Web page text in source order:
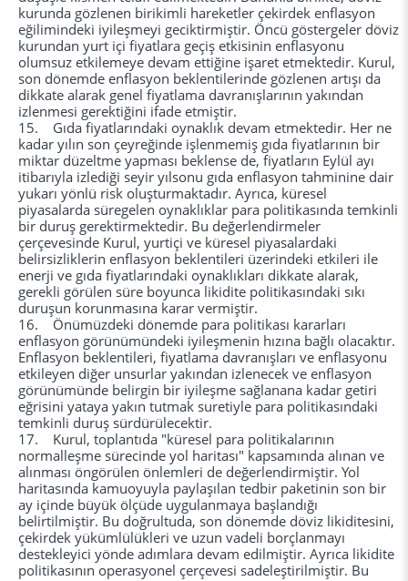
kurunda gözlenen birikimli hareketler çekirdek enflasyon
eğilimindeki iyileşmeyi geciktirmiştir. Öncü göstergeler döviz
kurundan yurt içi fiyatlara geçiş etkisinin enflasyonu
olumsuz etkilemeye devam ettiğine işaret etmektedir. Kurul,
son dönemde enflasyon beklentilerinde gözlenen artışı da
dikkate alarak genel fiyatlama davranışlarının yakından
izlenmesi gerektiğini ifade etmiştir.
15. Gıda fiyatlarındaki oynaklık devam etmektedir. Her ne
kadar yılın son çeyreğinde işlenmemiş gıda fiyatlarının bir
miktar düzeltme yapması beklense de, fiyatların Eylül ayı
itibarıyla izlediği seyir yılsonu gıda enflasyon tahminine dair
yukarı yönlü risk oluşturmaktadır. Ayrıca, küresel
piyasalarda süregelen oynaklıklar para politikasında temkinli
bir duruş gerektirmektedir. Bu değerlendirmeler
çerçevesinde Kurul, yurtiçi ve küresel piyasalardaki
belirsizliklerin enflasyon beklentileri üzerindeki etkileri ile
enerji ve gıda fiyatlarındaki oynaklıkları dikkate alarak,
gerekli görülen süre boyunca likidite politikasındaki sıkı
duruşun korunmasına karar vermiştir.
16. Önümüzdeki dönemde para politikası kararları
enflasyon görünümündeki iyileşmenin hızına bağlı olacaktır.
Enflasyon beklentileri, fiyatlama davranışları ve enflasyonu
etkileyen diğer unsurlar yakından izlenecek ve enflasyon
görünümünde belirgin bir iyileşme sağlanana kadar getiri
eğrisini yataya yakın tutmak suretiyle para politikasındaki
temkinli duruş sürdürülecektir.
17. Kurul, toplantıda "küresel para politikalarının
normalleşme sürecinde yol haritası" kapsamında alınan ve
alınması öngörülen önlemleri de değerlendirmiştir. Yol
haritasında kamuoyuyla paylaşılan tedbir paketinin son bir
ay içinde büyük ölçüde uygulanmaya başlandığı
belirtilmiştir. Bu doğrultuda, son dönemde döviz likiditesini,
çekirdek yükümlülükleri ve uzun vadeli borçlanmayı
destekleyici yönde adımlara devam edilmiştir. Ayrıca likidite
politikasının operasyonel çerçevesi sadeleştirilmiştir. Bu